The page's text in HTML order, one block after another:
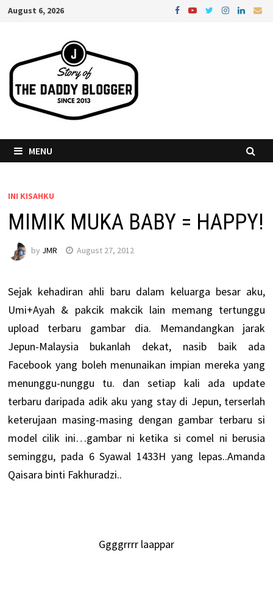
SkipAugust 6, 2026
MENU
INI KISAHKU
MIMIK MUKA BABY = HAPPY!
by JMR August 27, 2012
Sejak kehadiran ahli baru dalam keluarga besar aku,
Umi+Ayah & pakcik makcik lain memang tertunggu
upload terbaru gambar dia. Memandangkan jarak
Jepun-Malaysia bukanlah dekat, nasib baik ada
Facebook yang boleh menunaikan impian mereka yang
menunggu-nunggu tu. dan setiap kali ada update
terbaru daripada adik aku yang stay di Jepun, terserlah
keterujaan masing-masing dengan gambar terbaru si
model cilik ini…gambar ni ketika si comel ni berusia
seminggu, pada 6 Syawal 1433H yang lepas..Amanda
Qaisara binti Fakhuradzi..
Ggggrrrr laappar